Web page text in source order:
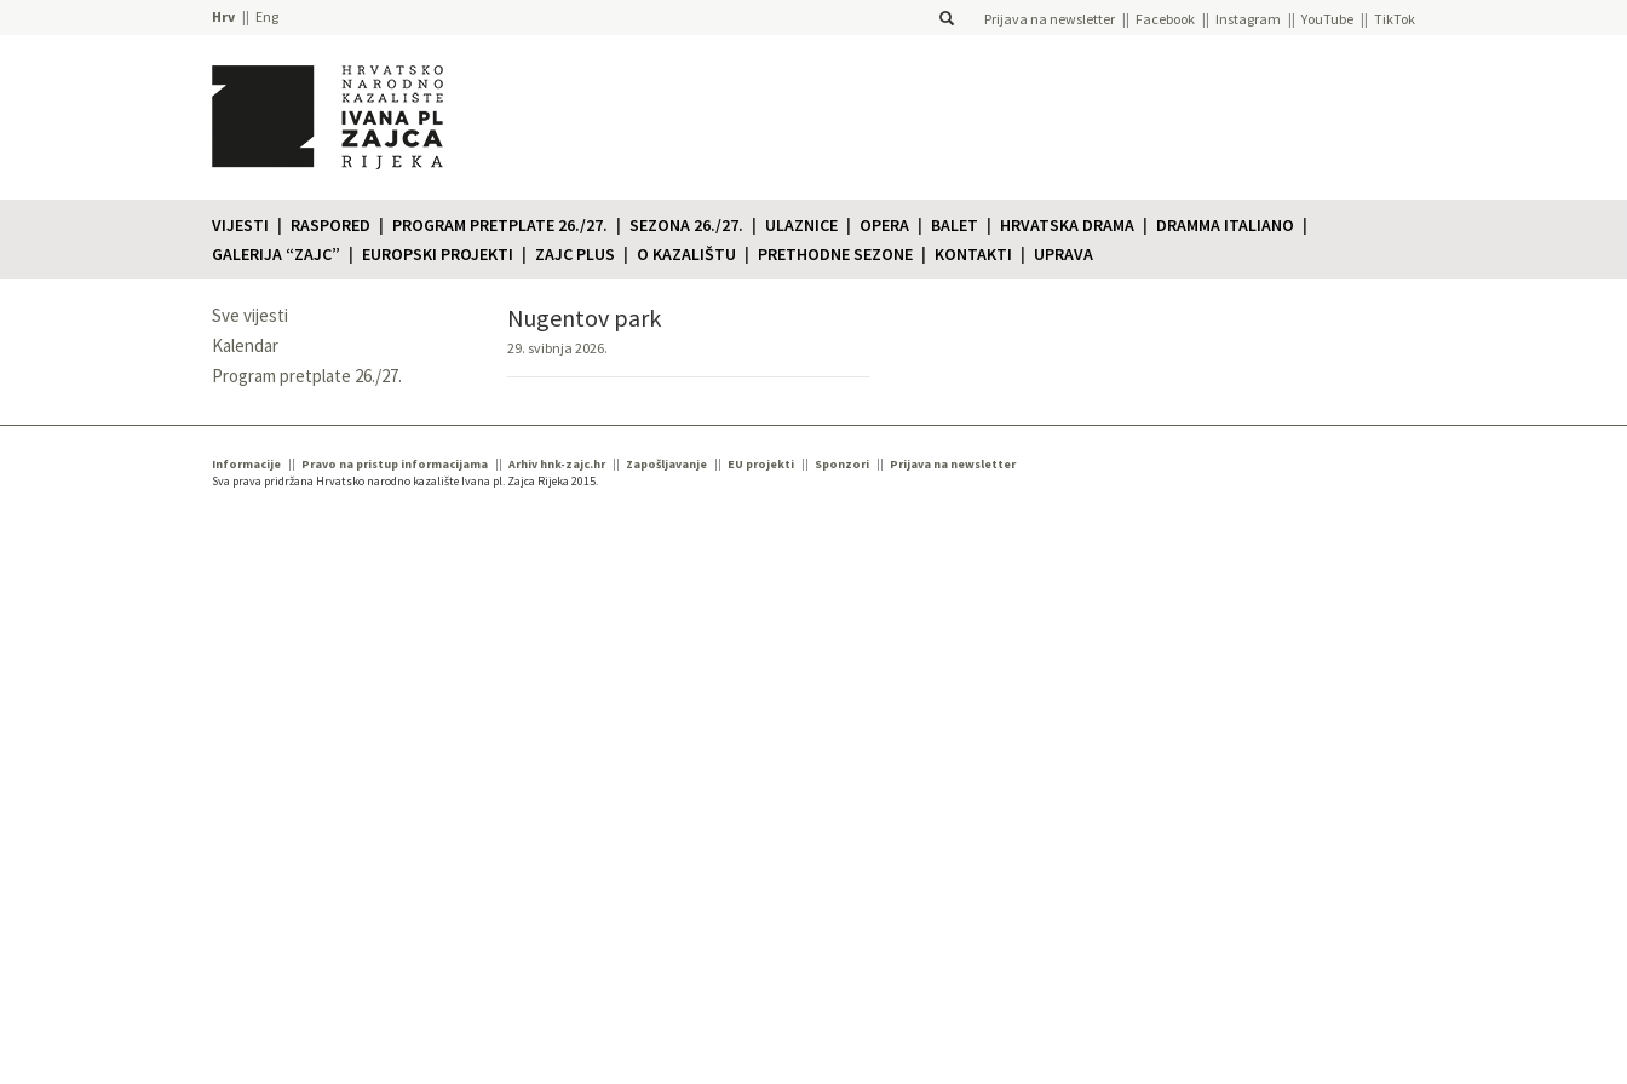
Hrv Eng Prijava na newsletter Facebook Instagram YouTube TikTok
VIJESTI RASPORED PROGRAM PRETPLATE 26./27. SEZONA 26./27. ULAZNICE OPERA BALET HRVATSKA DRAMA
DRAMMA ITALIANO
GALERIJA “ZAJC”
EUROPSKI PROJEKTI ZAJC PLUS O KAZALIŠTU PRETHODNE SEZONE KONTAKTI UPRAVA
Sve vijesti
Kalendar
Program pretplate 26./27.
Nugentov park
29. svibnja 2026.
Informacije Pravo na pristup informacijama Arhiv hnk-zajc.hr Zapošljavanje EU projekti Sponzori
Prijava na newsletter
Sva prava pridržana Hrvatsko narodno kazalište Ivana pl. Zajca Rijeka 2015.